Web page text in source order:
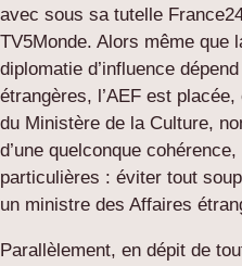
avec sous sa tutelle
TV5Monde. Alors même que
diplomatie d’influence
étrangères, l’AEF est
du Ministère de la Culture,
d’une quelconque
particulières : éviter tout
un ministre des Affaires
Parallèlement, en dépit de